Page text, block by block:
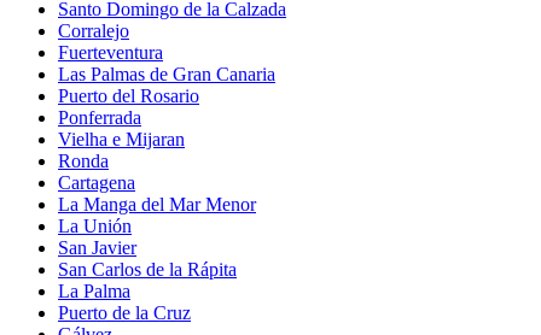
Santo Domingo de la Calzada
Corralejo
Fuerteventura
Las Palmas de Gran Canaria
Puerto del Rosario
Ponferrada
Vielha e Mijaran
Ronda
Cartagena
La Manga del Mar Menor
La Unión
San Javier
San Carlos de la Rápita
La Palma
Puerto de la Cruz